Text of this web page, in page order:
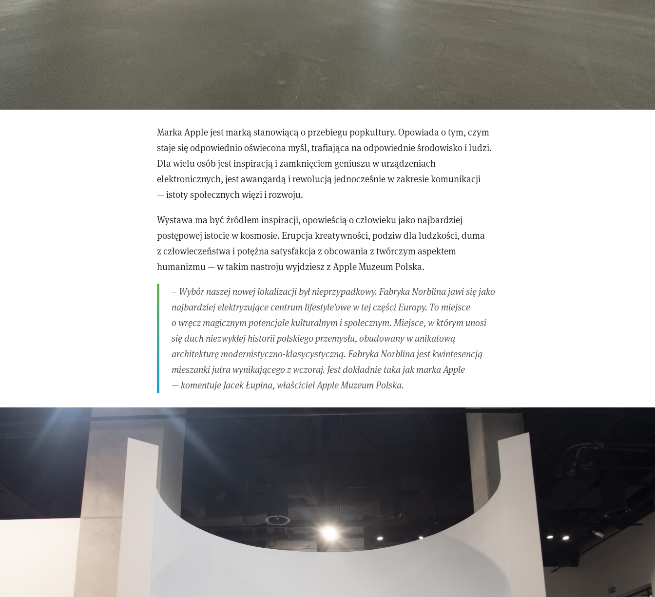
Marka Apple jest marką stanowiącą o przebiegu popkultury. Opowiada o tym, czym
staje się odpowiednio oświecona myśl, trafiająca na odpowiednie środowisko i ludzi.
Dla wielu osób jest inspiracją i zamknięciem geniuszu w urządzeniach
elektronicznych, jest awangardą i rewolucją jednocześnie w zakresie komunikacji
— istoty społecznych więzi i rozwoju.
Wystawa ma być źródłem inspiracji, opowieścią o człowieku jako najbardziej
postępowej istocie w kosmosie. Erupcja kreatywności, podziw dla ludzkości, duma
z człowieczeństwa i potężna satysfakcja z obcowania z twórczym aspektem
humanizmu — w takim nastroju wyjdziesz z Apple Muzeum Polska.
– Wybór naszej nowej lokalizacji był nieprzypadkowy. Fabryka Norblina jawi się jako
najbardziej elektryzujące centrum lifestyle’owe w tej części Europy. To miejsce
o wręcz magicznym potencjale kulturalnym i społecznym. Miejsce, w którym unosi
się duch niezwykłej historii polskiego przemysłu, obudowany w unikatową
architekturę modernistyczno-klasycystyczną. Fabryka Norblina jest kwintesencją
mieszanki jutra wynikającego z wczoraj. Jest dokładnie taka jak marka Apple
— komentuje Jacek Łupina, właściciel Apple Muzeum Polska.